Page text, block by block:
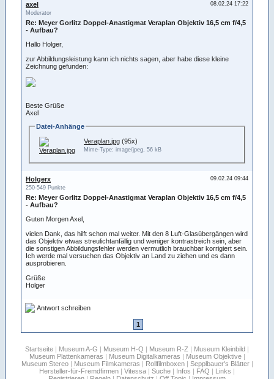
08.02.24 17:22
axel
Moderator
Re: Meyer Gorlitz Doppel-Anastigmat Veraplan Objektiv 16,5 cm f/4,5
- Aufbau?
Hallo Holger,
zur Abbildungsleistung kann ich nichts sagen, aber habe diese kleine
Zeichnung gefunden:
Beste Grüße
Axel
Datei-Anhänge
Veraplan.jpg (95x)
Mime-Type: image/jpeg, 56 kB
09.02.24 09:44
Holgerx
250-549 Punkte
Re: Meyer Gorlitz Doppel-Anastigmat Veraplan Objektiv 16,5 cm f/4,5
- Aufbau?
Guten Morgen Axel,
vielen Dank, das hilft schon mal weiter. Mit den 8 Luft-Glasübergängen wird
das Objektiv etwas streulichtanfällig und weniger kontrastreich sein, aber
die sonstigen Abbildungsfehler werden vermutlich brauchbar korrigiert sein.
Ich werde mal versuchen das Objektiv an Land zu ziehen und es dann
ausprobieren.
Grüße
Holger
Antwort schreiben
1
Startseite | Museum A-G | Museum H-Q | Museum R-Z | Museum Kleinbild |
Museum Plattenkameras | Museum Digitalkameras | Museum Objektive|
Museum Stereo| Museum Filmkameras | Rollfilmboxen| Sepplbauer's Blätter|
Hersteller-für-Fremdfirmen | Vitessa | Suche | Infos | FAQ | Links |